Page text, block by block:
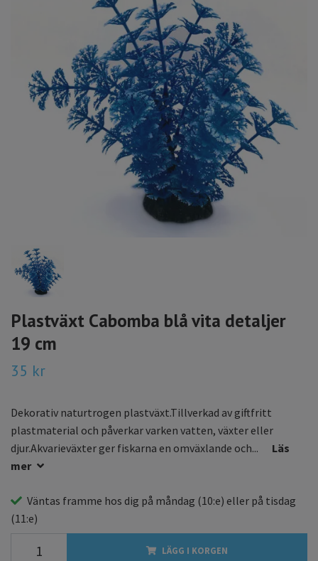
Plastväxt Cabomba blå vita detaljer
19 cm
35 kr
Dekorativ naturtrogen plastväxt.Tillverkad av giftfritt
plastmaterial och påverkar varken vatten, växter eller
djur.Akvarieväxter ger fiskarna en omväxlande och...
Läs
mer
Väntas framme hos dig på måndag (10:e) eller på tisdag
(11:e)
LÄGG I KORGEN